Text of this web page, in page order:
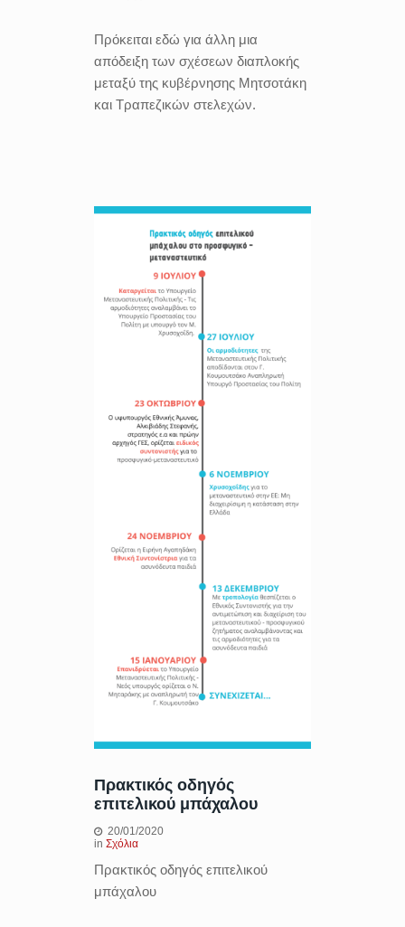
Πρόκειται εδώ για άλλη μια
απόδειξη των σχέσεων διαπλοκής
μεταξύ της κυβέρνησης Μητσοτάκη
και Τραπεζικών στελεχών.
Πρακτικός οδηγός
επιτελικού μπάχαλου
20/01/2020
in Σχόλια
Πρακτικός οδηγός επιτελικού
μπάχαλου